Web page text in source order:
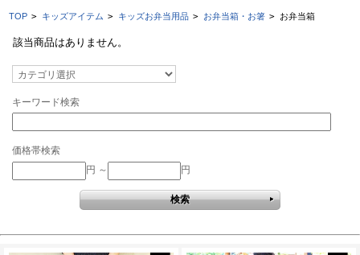
TOP > キッズアイテム > キッズお弁当用品 > お弁当箱・お箸 > お弁当箱
該当商品はありません。
キーワード検索
価格帯検索
円 ～
円